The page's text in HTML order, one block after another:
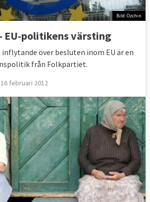
Bild: Ozchin
EU-politikens värsting
över besluten inom EU är en
från Folkpartiet.
februari 2012